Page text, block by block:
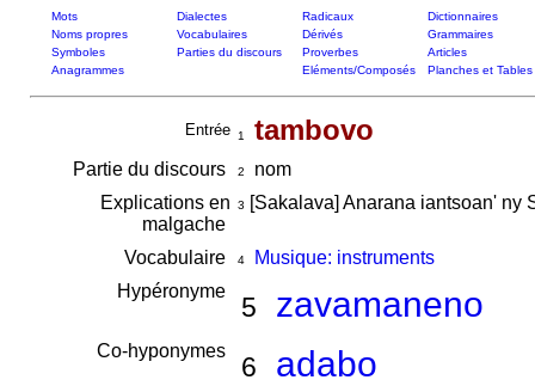
Mots Dialectes Radicaux
Dictionnaires
Noms propres
Vocabulaires Dérivés
Grammaires
Symboles
Parties du discours Proverbes
Articles
Anagrammes
Eléments/Composés Planches et Tables
Entrée 1 tambovo
Partie du discours 2
nom
Explications en
malgache
3 [Sakalava] Anarana iantsoan' ny
Vocabulaire 4
Musique: instruments
Hypéronyme
5 zavamaneno
Co-hyponymes
6 adabo